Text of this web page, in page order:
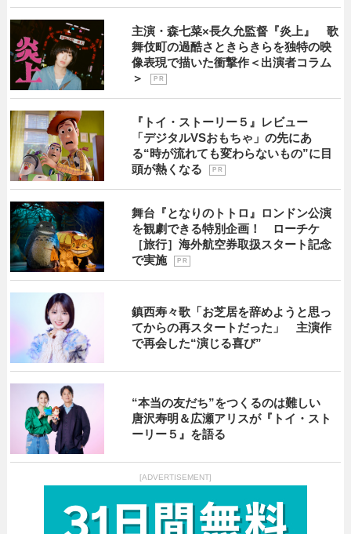
主演・森七菜×長久允監督『炎上』 歌
舞伎町の過酷さときらきらを独特の映
像表現で描いた衝撃作＜出演者コラム
＞
P R
『トイ・ストーリー５』レビュー
「デジタルVSおもちゃ」の先にあ
る“時が流れても変わらないもの”に目
頭が熱くなる
P R
舞台『となりのトトロ』ロンドン公演
を観劇できる特別企画！ ローチケ
［旅行］海外航空券取扱スタート記念
で実施
P R
鎮西寿々歌「お芝居を辞めようと思っ
てからの再スタートだった」 主演作
で再会した“演じる喜び”
“本当の友だち”をつくるのは難しい
唐沢寿明＆広瀬アリスが『トイ・スト
ーリー５』を語る
[ADVERTISEMENT]